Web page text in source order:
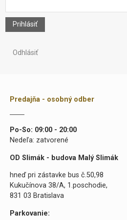
Prihlásiť
Odhlásiť
Predajňa - osobný odber
Po-So: 09:00 - 20:00
Nedeľa: zatvorené
OD Slimák - budova Malý Slimák
hneď pri zástavke bus č.50,98
Kukučínova 38/A, 1.poschodie,
831 03 Bratislava
Parkovanie: